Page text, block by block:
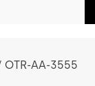
AA-3555